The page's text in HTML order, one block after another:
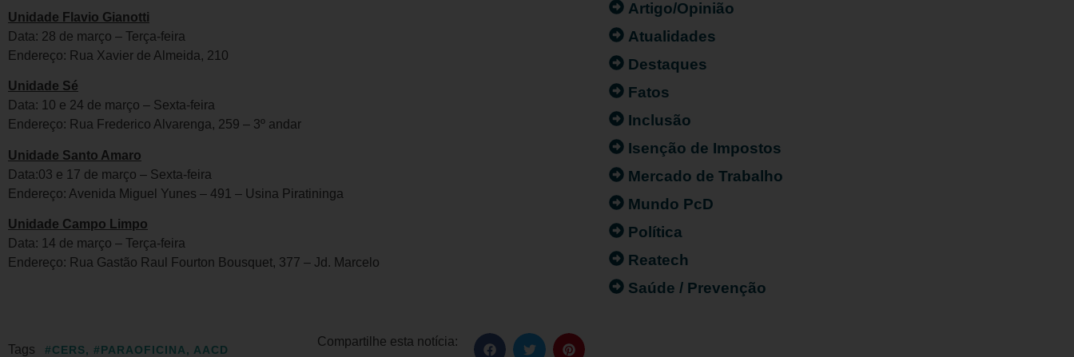
Unidade Flavio Gianotti
Data: 28 de março – Terça-feira
Endereço: Rua Xavier de Almeida, 210
Unidade Sé
Data: 10 e 24 de março – Sexta-feira
Endereço: Rua Frederico Alvarenga, 259 – 3º andar
Unidade Santo Amaro
Data:03 e 17 de março – Sexta-feira
Endereço: Avenida Miguel Yunes – 491 – Usina Piratininga
Unidade Campo Limpo
Data: 14 de março – Terça-feira
Endereço: Rua Gastão Raul Fourton Bousquet, 377 – Jd. Marcelo
Tags #CERS, #PARAOFICINA, AACD
Compartilhe esta notícia:
Artigo/Opinião
Atualidades
Destaques
Fatos
Inclusão
Isenção de Impostos
Mercado de Trabalho
Mundo PcD
Política
Reatech
Saúde / Prevenção